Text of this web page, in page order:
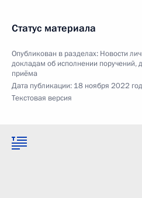
Статус материала
Опубликован в разделах: Новости
докладам об исполнении поручений,
приёма
Дата публикации: 18 ноября 2022
Текстовая версия